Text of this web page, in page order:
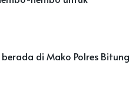
di Mako Polres Bitung